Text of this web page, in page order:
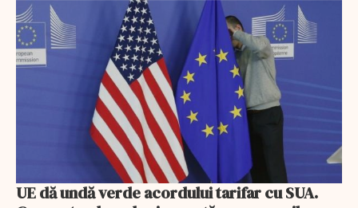
UE dă undă verde acordului tarifar cu SUA.